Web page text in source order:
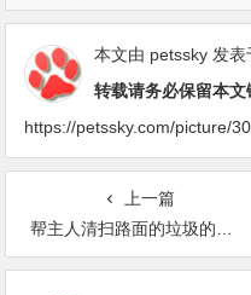
本文由 petssky 发
转载请务必保留本文
https://petssky.com/picture/
上一篇
帮主人清扫路面的垃圾的狗狗